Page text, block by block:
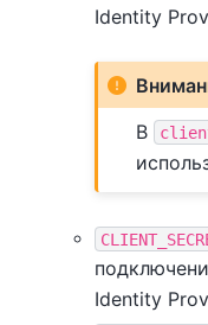
Identity
В
Identity